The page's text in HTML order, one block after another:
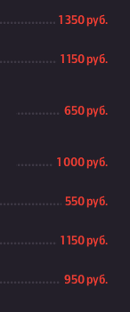
1 350 руб.
1 150 руб.
650 руб.
1 000 руб.
550 руб.
1 150 руб.
950 руб.